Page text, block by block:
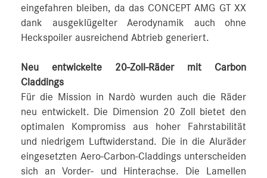
eingefahren bleiben, da das CONCEPT AMG GT XX
dank ausgeklügelter Aerodynamik auch ohne
Heckspoiler ausreichend Abtrieb generiert.
Neu entwickelte 20-Zoll-Räder mit Carbon
Claddings
Für die Mission in Nardò wurden auch die Räder
neu entwickelt. Die Dimension 20 Zoll bietet den
optimalen Kompromiss aus hoher Fahrstabilität
und niedrigem Luftwiderstand. Die in die Aluräder
eingesetzten Aero-Carbon-Claddings unterscheiden
sich an Vorder- und Hinterachse. Die Lamellen